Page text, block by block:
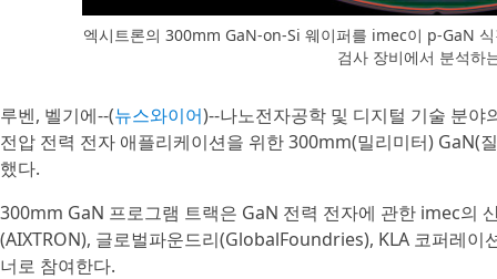
엑시트론의 300mm GaN-on-Si 웨이퍼를 imec이 p-GaN
검사 장비에서 분석하
루벤, 벨기에--(뉴스와이어)--나노전자공학 및 디지털 기술 분야
전압 전력 전자 애플리케이션을 위한 300mm(밀리미터) GaN(
했다.
300mm GaN 프로그램 트랙은 GaN 전력 전자에 관한 imec의
(AIXTRON), 글로벌파운드리(GlobalFoundries), KLA 코퍼레
너로 참여한다.